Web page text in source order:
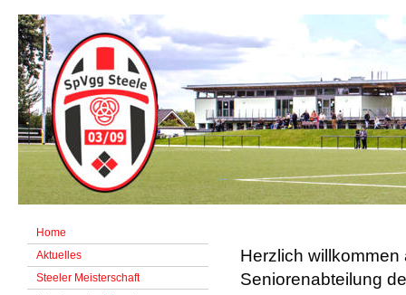
Home
Aktuelles
Steeler Meisterschaft
Herzlich
Seniorenabteilung